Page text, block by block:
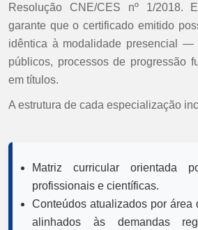
Resolução CNE/CES nº 1/2018.
garante que o certificado emitido
idêntica à modalidade presencial —
públicos, processos de progressão
em títulos.
A estrutura de cada especialização
Matriz curricular orientada
profissionais e científicas.
Conteúdos atualizados por área
alinhados às demandas